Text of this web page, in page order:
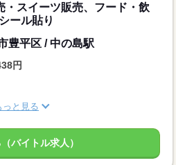
・スイーツ販売、フード・飲
ール貼り
豊平区 / 中の島駅
円
っと見る
バイトル求人）